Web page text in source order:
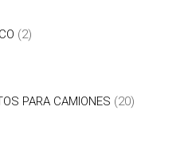
(2)
PARA CAMIONES (20)